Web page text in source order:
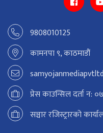
9808010125
कामनपा ९, काठमाडौं
प्रेस काउन्सिल दर्ता न:
सञ्चार रजिस्ट्रारको